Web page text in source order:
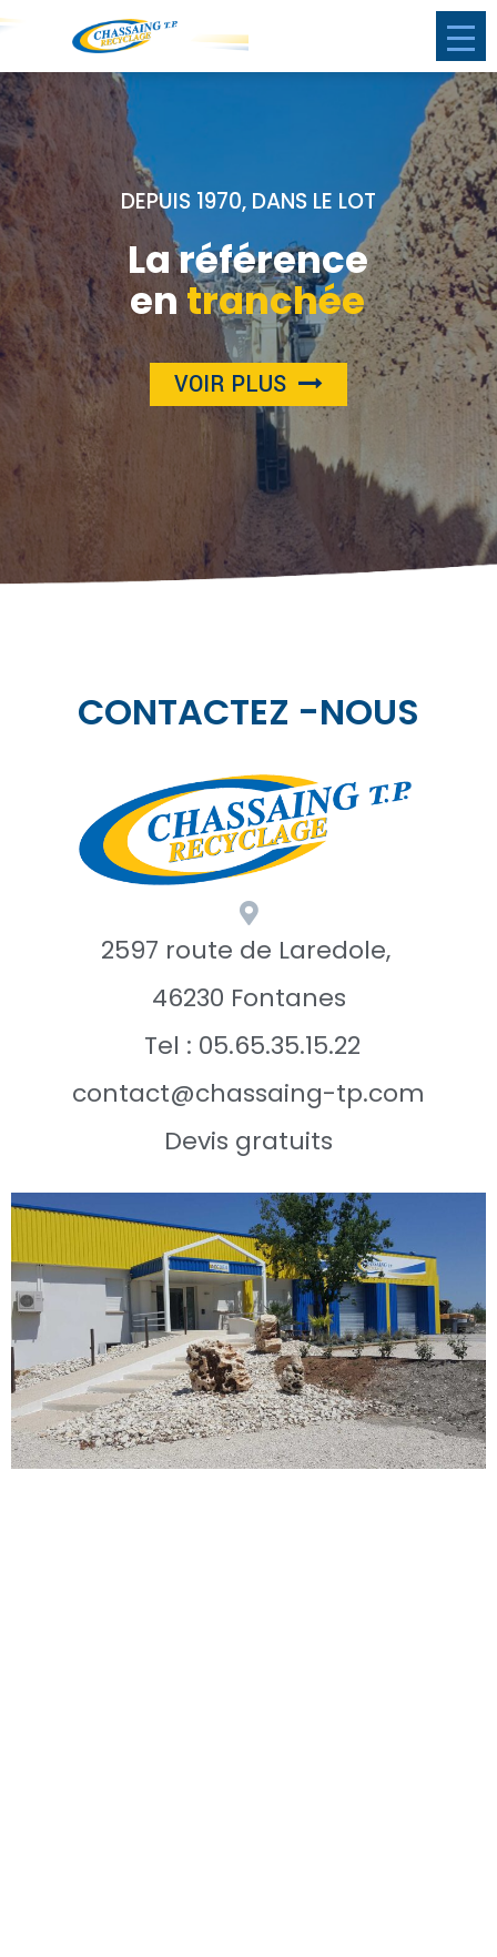
DEPUIS 1970, DANS LE LOT
La référence
en tranchée
VOIR PLUS
CONTACTEZ -NOUS
2597 route de Laredole,
46230 Fontanes
Tel : 05.65.35.15.22
contact@chassaing-tp.com
Devis gratuits